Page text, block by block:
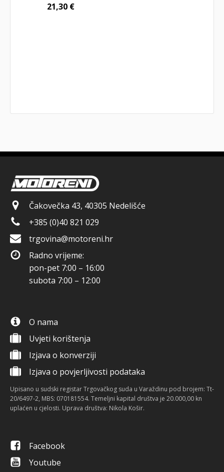
21,30 €
Čakovečka 43, 40305 Nedelišće
+385 (0)40 821 029
trgovina@motoreni.hr
Radno vrijeme:
pon-pet 7:00 – 16:00
subota 7:00 – 12:00
O nama
Uvjeti korištenja
Izjava o konverziji
Izjava o povjerljivosti podataka
Upisano u sudski registar Trgovačkog suda u Varaždinu pod brojem: Tt-
20/6497-2, MBS: 070181554. Temeljni kapital društva je 20.000,00 kn
uplaćen u cjelosti. Uprava društva: Nikola Košir.
Facebook
Youtube